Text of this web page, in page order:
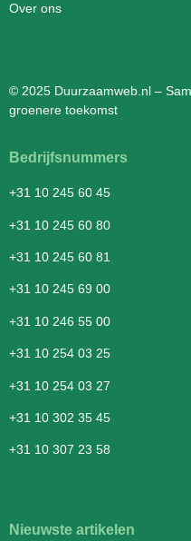
Over ons
© 2025 Duurzaamweb.nl –
groenere toekomst
Bedrijfsnummers
+31 10 245 60 45
+31 10 245 60 80
+31 10 245 60 81
+31 10 245 69 00
+31 10 246 55 00
+31 10 254 03 25
+31 10 254 03 27
+31 10 302 35 45
+31 10 307 23 58
Nieuwste artikelen